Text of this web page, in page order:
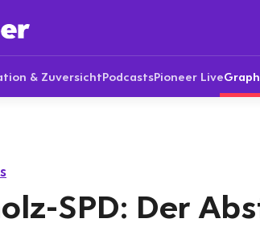
& ZuversichtPodcastsPioneer Live
SPD: Der